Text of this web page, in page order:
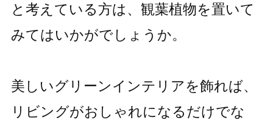
と考えている方は、観葉植物を置いて
みてはいかがでしょうか。
美しいグリーンインテリアを飾れば、
リビングがおしゃれになるだけでな